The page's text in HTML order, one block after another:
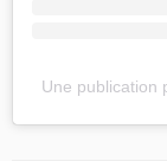
Une publication